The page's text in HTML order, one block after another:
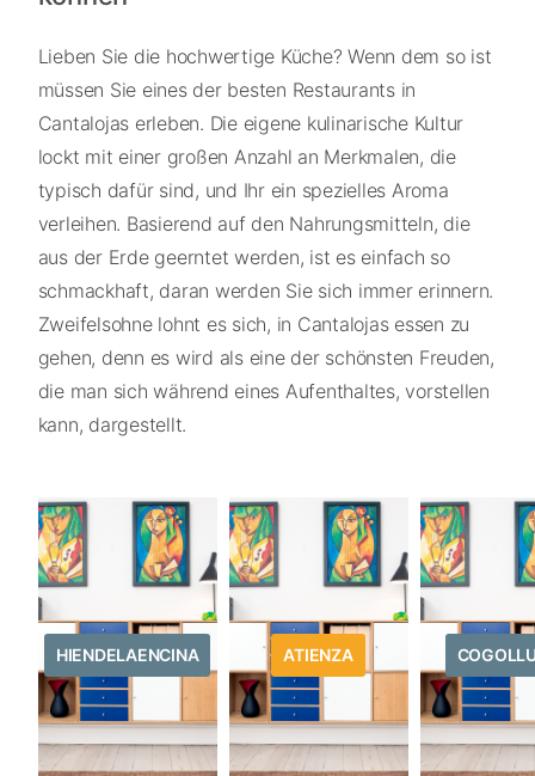
Lieben Sie die hochwertige Küche? Wenn dem so ist
müssen Sie eines der besten Restaurants in
Cantalojas erleben. Die eigene kulinarische Kultur
lockt mit einer großen Anzahl an Merkmalen, die
typisch dafür sind, und Ihr ein spezielles Aroma
verleihen. Basierend auf den Nahrungsmitteln, die
aus der Erde geerntet werden, ist es einfach so
schmackhaft, daran werden Sie sich immer erinnern.
Zweifelsohne lohnt es sich, in Cantalojas essen zu
gehen, denn es wird als eine der schönsten Freuden,
die man sich während eines Aufenthaltes, vorstellen
kann, dargestellt.
HIENDELAENCINA ATIENZA